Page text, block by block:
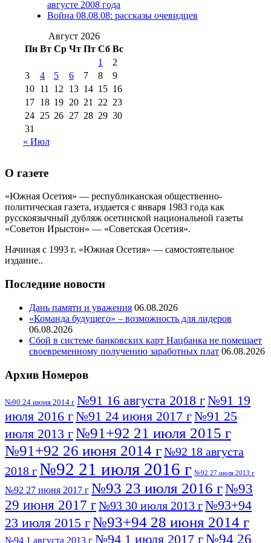
августа 2012 г(14)
2017 г(9)
№99 4 августа
2016 г(12) №99 8 июля 2014 г
августа 2012 г(11)
августа 2013 г
(12)
августе 2008 года
Война 08.08.08: рассказы очевидцев
Август 2026
Пн Вт Ср Чт Пт Сб Вс
1
2
3
4 5 6 7 8
9
10 11 12 13 14 15 16
17 18 19 20 21 22 23
24 25 26 27 28 29 30
31
« Июл
О газете
«Южная Осетия» — республиканская общественно-
политическая газета, издается с января 1983 года как
русскоязычный дубляж осетинской национальной газеты
«Советон Ирыстон» — «Советская Осетия».
Начиная с 1993 г. «Южная Осетия» — самостоятельное
издание..
Последние новости
Дань памяти и уважения 06.08.2026
«Команда будущего» – возможность для лидеров
06.08.2026
Сбой в системе банковских карт Нацбанка не помешает
своевременному получению заработных плат 06.08.2026
Архив Номеров
№90 24 июня 2014 г №91 16 августа 2018 г№91 19
июля 2016 г№91 24 июня 2017 г№91 25
июля 2013 г№91+92 21 июля 2015 г
№91+92 26 июня 2014 г№92 18 августа
2018 г№92 21 июля 2016 г №92 27 июля 2013 г
№92 27 июня 2017 г №93 23 июля 2016 г№93
29 июня 2017 г№93 30 июля 2013 г№93+94
23 июля 2015 г№93+94 28 июня 2014 г
№94 1 августа 2013 г №94 1 июля 2017 г№94 26